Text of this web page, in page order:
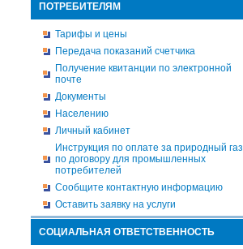
ПОТРЕБИТЕЛЯМ
Тарифы и цены
Передача показаний счетчика
Получение квитанции по электронной
почте
Документы
Населению
Личный кабинет
Инструкция по оплате за природный газ
по договору для промышленных
потребителей
Сообщите контактную информацию
Оставить заявку на услуги
СОЦИАЛЬНАЯ ОТВЕТСТВЕННОСТЬ